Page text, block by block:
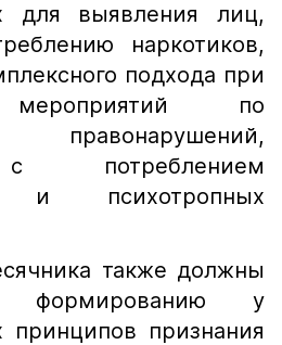
для выявления лиц,
наркотиков,
подхода при
мероприятий по
правонарушений,
потреблением
и психотропных
также должны
формированию у
принципов признания